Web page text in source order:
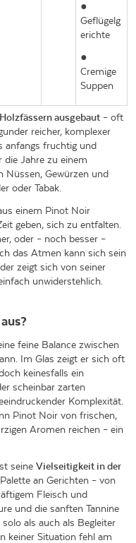
●
Geflügelg
erichte
●
Cremige
Suppen
ausgebaut – oft
reicher, komplexer
anfangs fruchtig und
die Jahre zu einem
Nüssen, Gewürzen und
oder Tabak.
einem Pinot Noir
geben, sich zu entfalten.
oder – noch besser –
das Atmen kann sich sein
zeigt sich von seiner
unwiderstehlich.
feine Balance zwischen
Im Glas zeigt er sich oft
keinesfalls ein
scheinbar zarten
Komplexität.
Pinot Noir von frischen,
Aromen reichen – ein
seine Vielseitigkeit in der
an Gerichten – von
Fleisch und
und die sanften Tannine
als auch als Begleiter
keiner Situation fehl am